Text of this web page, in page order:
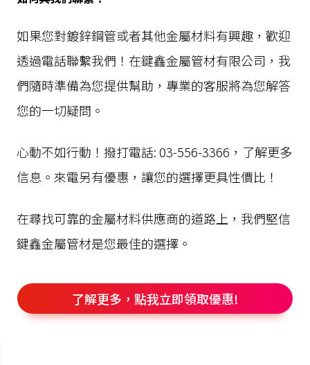
如果您對鍍鋅鋼管或者其他金屬材料有興趣，歡迎
透過電話聯繫我們！在鍵鑫金屬管材有限公司，我
們隨時準備為您提供幫助，專業的客服將為您解答
您的一切疑問。
心動不如行動！撥打電話: 03-556-3366，了解更多
信息。來電另有優惠，讓您的選擇更具性價比！
在尋找可靠的金屬材料供應商的道路上，我們堅信
鍵鑫金屬管材是您最佳的選擇。
了解更多，點我立即領取優惠!